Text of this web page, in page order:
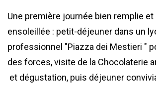
Une première journée bien remplie et
ensoleillée : petit-déjeuner dans un
professionnel "Piazza dei Mestieri "
des forces, visite de la Chocolaterie
et dégustation, puis déjeuner